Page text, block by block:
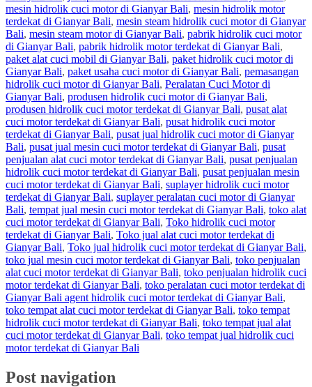
mesin hidrolik cuci motor di Gianyar Bali, mesin hidrolik motor
terdekat di Gianyar Bali, mesin steam hidrolik cuci motor di Gianyar
Bali, mesin steam motor di Gianyar Bali, pabrik hidrolik cuci motor
di Gianyar Bali, pabrik hidrolik motor terdekat di Gianyar Bali,
paket alat cuci mobil di Gianyar Bali, paket hidrolik cuci motor di
Gianyar Bali, paket usaha cuci motor di Gianyar Bali, pemasangan
hidrolik cuci motor di Gianyar Bali, Peralatan Cuci Motor di
Gianyar Bali, produsen hidrolik cuci motor di Gianyar Bali,
produsen hidrolik cuci motor terdekat di Gianyar Bali, pusat alat
cuci motor terdekat di Gianyar Bali, pusat hidrolik cuci motor
terdekat di Gianyar Bali, pusat jual hidrolik cuci motor di Gianyar
Bali, pusat jual mesin cuci motor terdekat di Gianyar Bali, pusat
penjualan alat cuci motor terdekat di Gianyar Bali, pusat penjualan
hidrolik cuci motor terdekat di Gianyar Bali, pusat penjualan mesin
cuci motor terdekat di Gianyar Bali, suplayer hidrolik cuci motor
terdekat di Gianyar Bali, suplayer peralatan cuci motor di Gianyar
Bali, tempat jual mesin cuci motor terdekat di Gianyar Bali, toko alat
cuci motor terdekat di Gianyar Bali, Toko hidrolik cuci motor
terdekat di Gianyar Bali, Toko jual alat cuci motor terdekat di
Gianyar Bali, Toko jual hidrolik cuci motor terdekat di Gianyar Bali,
toko jual mesin cuci motor terdekat di Gianyar Bali, toko penjualan
alat cuci motor terdekat di Gianyar Bali, toko penjualan hidrolik cuci
motor terdekat di Gianyar Bali, toko peralatan cuci motor terdekat di
Gianyar Bali agent hidrolik cuci motor terdekat di Gianyar Bali,
toko tempat alat cuci motor terdekat di Gianyar Bali, toko tempat
hidrolik cuci motor terdekat di Gianyar Bali, toko tempat jual alat
cuci motor terdekat di Gianyar Bali, toko tempat jual hidrolik cuci
motor terdekat di Gianyar Bali
Post navigation